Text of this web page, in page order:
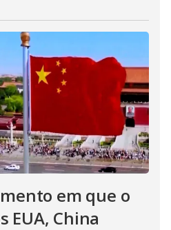
em que o
EUA, China